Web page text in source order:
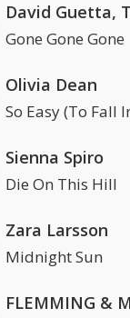
Gone Gone Gone
Olivia Dean
So Easy (To Fall
Sienna Spiro
Die On This Hill
Zara Larsson
Midnight Sun
FLEMMING &